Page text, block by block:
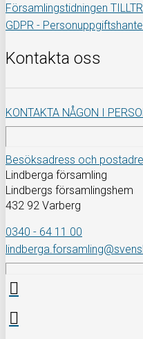
Församlingstidningen
GDPR -
Kontakta oss
KONTAKTA NÅGON I
Besöksadress och
Lindberga församling
Lindbergs församlingshem
432 92 Varberg
0340 - 64 11 00